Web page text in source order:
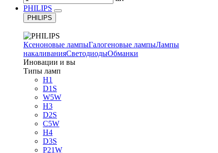
PHILIPS
PHILIPS
Ксеноновые лампыГалогеновые лампыЛампы
накаливанияСветодиодыОбманки
Иновации и вы
Типы ламп
H1
D1S
W5W
H3
D2S
C5W
H4
D3S
P21W